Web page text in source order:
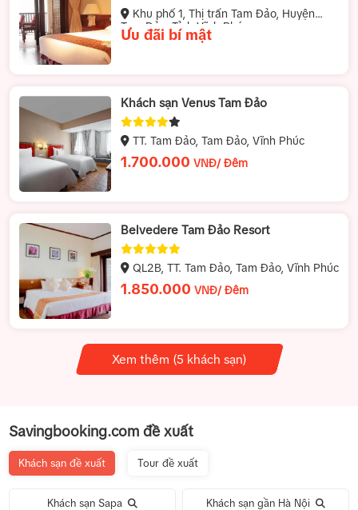
Khu phố 1, Thị trấn Tam Đảo, Huyện
Tam Đảo, Tỉnh Vĩnh Phúc
Ưu đãi bí mật
Khách sạn Venus Tam Đảo
TT. Tam Đảo, Tam Đảo, Vĩnh Phúc
1.700.000 VNĐ/ Đêm
Belvedere Tam Đảo Resort
QL2B, TT. Tam Đảo, Tam Đảo, Vĩnh Phúc
1.850.000 VNĐ/ Đêm
Xem thêm (5 khách sạn)
Savingbooking.com đề xuất
Khách sạn đề xuất Tour đề xuất
Khách sạn Sapa Khách sạn gần Hà Nội